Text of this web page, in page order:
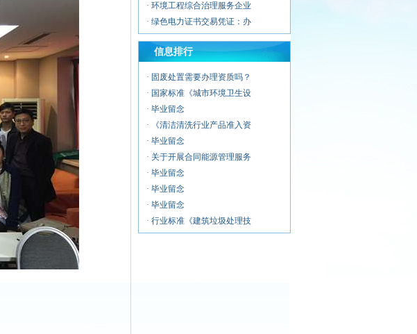
· 环境工程综合治理服务企业
· 绿色电力证书交易凭证：办
警用无人机服务企业资质证
信息排行
· 固废处置需要办理资质吗？
· 国家标准《城市环境卫生设
· 毕业留念
·
《清洁清洗行业产品准入资
· 毕业留念
· 关于开展合同能源管理服务
· 毕业留念
· 毕业留念
· 毕业留念
· 行业标准《建筑垃圾处理技